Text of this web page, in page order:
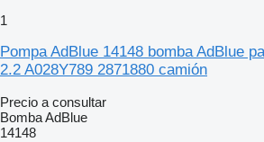
1
Pompa AdBlue 14148 bomba AdBlue
2.2 A028Y789 2871880 camión
Precio a consultar
Bomba AdBlue
14148